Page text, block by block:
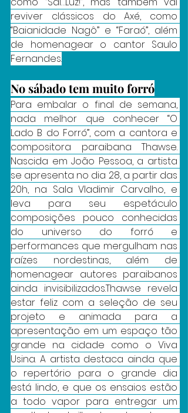
reviver clássicos do Axé, como
“Baianidade Nagô” e “Faraó”, além
de homenagear o cantor Saulo
Fernandes.
No sábado tem muito forró
Para embalar o final de semana,
nada melhor que conhecer “O
Lado B do Forró”, com a cantora e
compositora paraibana Thawse.
Nascida em João Pessoa, a artista
se apresenta no dia 28, a partir das
20h, na Sala Vladimir Carvalho, e
leva para seu espetáculo
composições pouco conhecidas
do universo do forró e
performances que mergulham nas
raízes nordestinas, além de
homenagear autores paraibanos
ainda invisibilizados.Thawse revela
estar feliz com a seleção de seu
projeto e animada para a
apresentação em um espaço tão
grande na cidade como o Viva
Usina. A artista destaca ainda que
o repertório para o grande dia
está lindo, e que os ensaios estão
a todo vapor para entregar um